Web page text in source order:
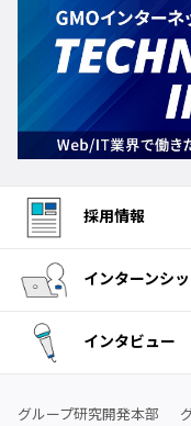
採用情報
インターンシ
インタビュー
グループ研究開発本部